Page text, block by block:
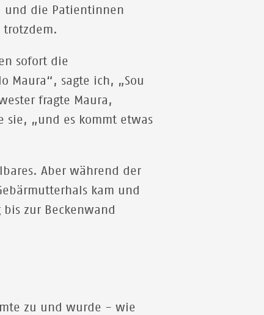
und die Patientinnen
trotzdem.
sofort die
Maura“, sagte ich, „Sou
fragte Maura,
sie, „und es kommt etwas
Aber während der
kam und
zur Beckenwand
zu und wurde - wie